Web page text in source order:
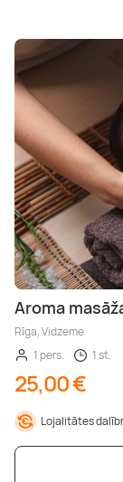
Aroma
Rīga, Vidzeme
1 pers.
1 st.
25,00 €
Lojalitātes